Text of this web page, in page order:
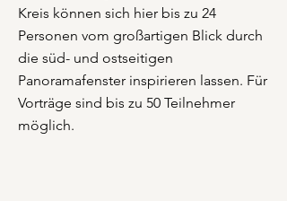
Kreis können sich hier bis zu 24
Personen vom großartigen Blick durch
die süd- und ostseitigen
Panoramafenster inspirieren lassen. Für
Vorträge sind bis zu 50 Teilnehmer
möglich.